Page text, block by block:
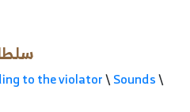
to the violator\Sounds\